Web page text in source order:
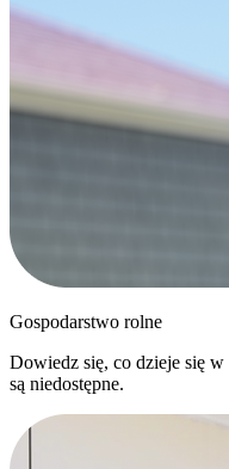
Gospodarstwo rolne
Dowiedz się, co dzieje się
są niedostępne.